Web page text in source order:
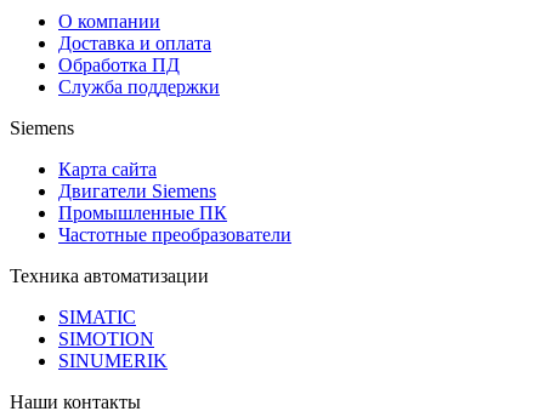
О компании
Доставка и оплата
Обработка ПД
Служба поддержки
Siemens
Карта сайта
Двигатели Siemens
Промышленные ПК
Частотные преобразователи
Техника автоматизации
SIMATIC
SIMOTION
SINUMERIK
Наши контакты